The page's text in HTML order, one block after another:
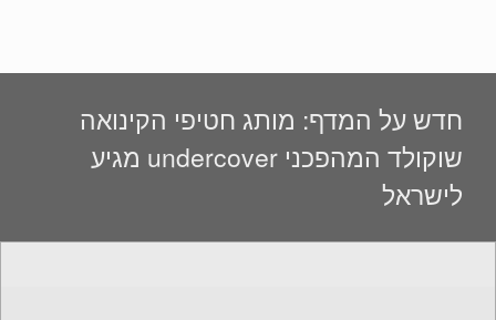
חדש על המדף: מותג חטיפי הקינואה
שוקולד המהפכני undercover מגיע
לישראל